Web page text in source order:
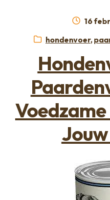
16
Categorieën:
hondenvoer,